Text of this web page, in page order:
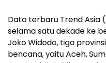
Data terbaru Trend Asia
selama satu dekade ke
Joko Widodo, tiga
bencana, yaitu Aceh,